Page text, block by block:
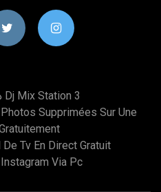
دانلود نرم افزار Dj Mix Station 3
Supprimées Sur Une
Tv En Direct Gratuit
Via Pc